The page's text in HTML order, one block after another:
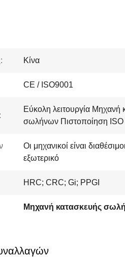
Κίνα
CE / ISO9001
Εύκολη λειτουργία Μηχανή
σωλήνων Πιστοποίηση ISO
Οι μηχανικοί είναι
εξωτερικό
HRC; CRC; Gi; PPGI